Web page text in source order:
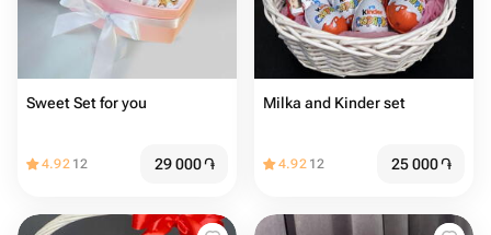
Sweet Set for you
4.92 12 29 000֏
Milka and Kinder set
4.92 12 25 000֏